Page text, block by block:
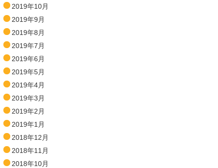
2019年10月
2019年9月
2019年8月
2019年7月
2019年6月
2019年5月
2019年4月
2019年3月
2019年2月
2019年1月
2018年12月
2018年11月
2018年10月